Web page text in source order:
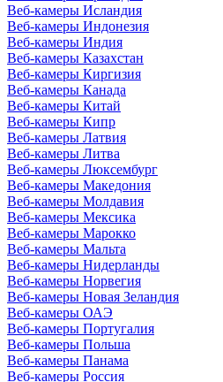
Веб-камеры Исландия
Веб-камеры Индонезия
Веб-камеры Индия
Веб-камеры Казахстан
Веб-камеры Киргизия
Веб-камеры Канада
Веб-камеры Китай
Веб-камеры Кипр
Веб-камеры Латвия
Веб-камеры Литва
Веб-камеры Люксембург
Веб-камеры Македония
Веб-камеры Молдавия
Веб-камеры Мексика
Веб-камеры Марокко
Веб-камеры Мальта
Веб-камеры Нидерланды
Веб-камеры Норвегия
Веб-камеры Новая Зеландия
Веб-камеры ОАЭ
Веб-камеры Португалия
Веб-камеры Польша
Веб-камеры Панама
Веб-камеры Россия